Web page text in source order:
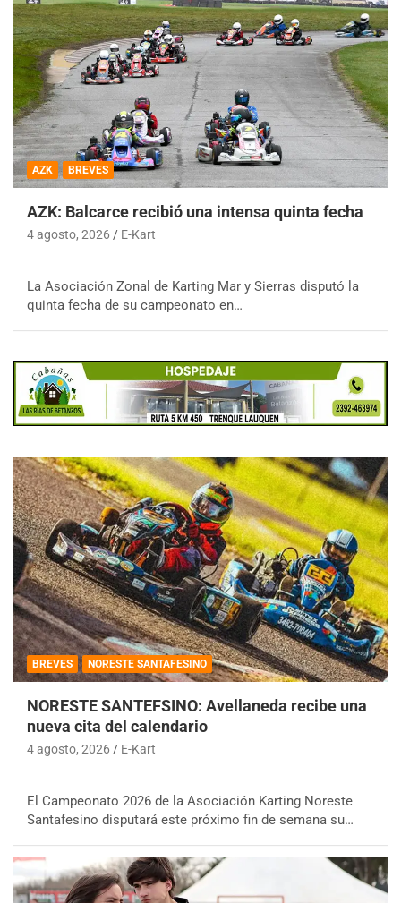
AZK BREVES
AZK: Balcarce recibió una intensa quinta fecha
4 agosto, 2026 E-Kart
La Asociación Zonal de Karting Mar y Sierras disputó la
quinta fecha de su campeonato en…
BREVES NORESTE SANTAFESINO
NORESTE SANTEFSINO: Avellaneda recibe una
nueva cita del calendario
4 agosto, 2026 E-Kart
El Campeonato 2026 de la Asociación Karting Noreste
Santafesino disputará este próximo fin de semana su…